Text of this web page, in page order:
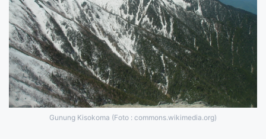
Gunung Kisokoma (Foto : commons.wikimedia.org)